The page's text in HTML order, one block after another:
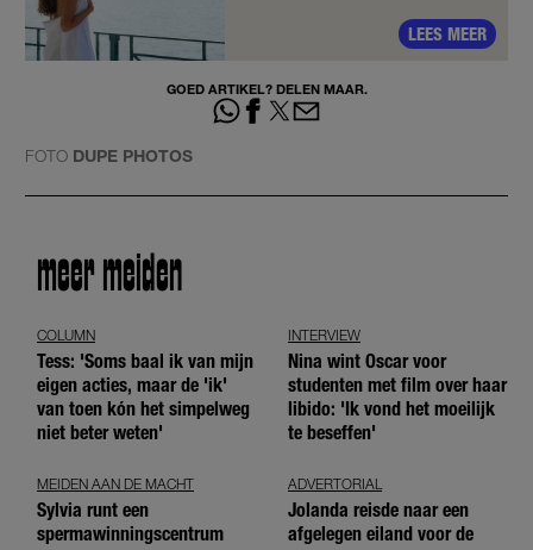
LEES MEER
GOED ARTIKEL? DELEN MAAR.
FOTO DUPE PHOTOS
meer meiden
COLUMN
Tess: 'Soms baal ik van mijn
eigen acties, maar de 'ik'
van toen kón het simpelweg
niet beter weten'
INTERVIEW
Nina wint Oscar voor
studenten met film over haar
libido: 'Ik vond het moeilijk
te beseffen'
MEIDEN AAN DE MACHT
Sylvia runt een
spermawinningscentrum
ADVERTORIAL
Jolanda reisde naar een
afgelegen eiland voor de